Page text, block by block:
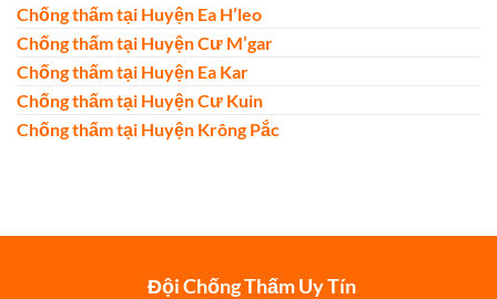
Chống thấm tại Huyện Ea H’leo
Chống thấm tại Huyện Cư M’gar
Chống thấm tại Huyện Ea Kar
Chống thấm tại Huyện Cư Kuin
Chống thấm tại Huyện Krông Pắc
Đội Chống Thấm Uy Tín